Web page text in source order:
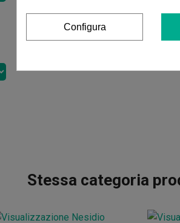
Stessa categoria
Configura